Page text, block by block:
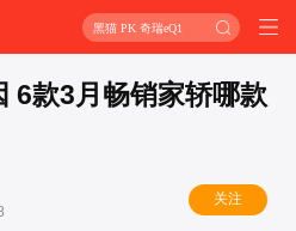
黑猫 PK 奇瑞eQ1
6款3月畅销家轿哪款
关注